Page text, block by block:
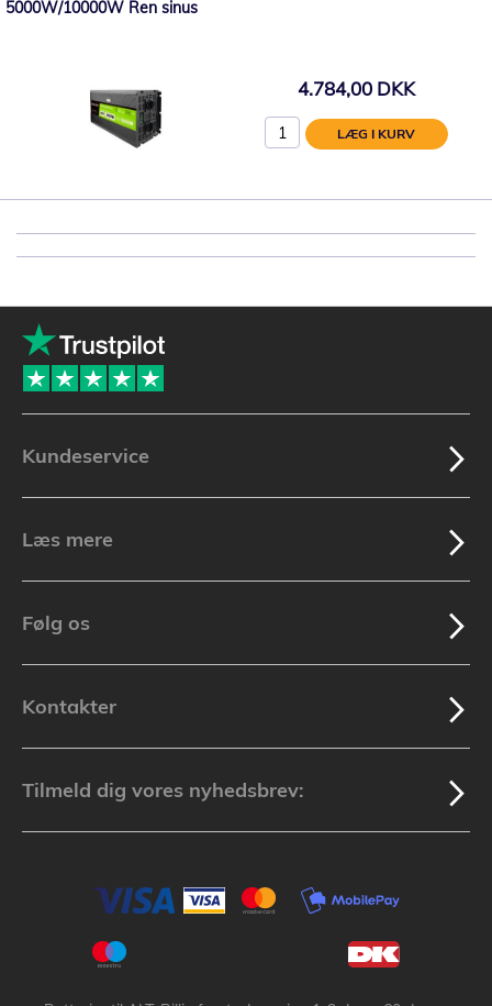
5000W/10000W Ren sinus
4.784,00 DKK
LÆG I KURV
Kundeservice
Læs mere
Følg os
Kontakter
Tilmeld dig vores nyhedsbrev: